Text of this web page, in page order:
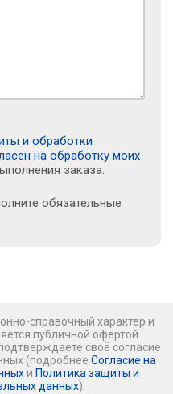
и обработки
на обработку моих
заказа.
обязательные
справочный характер и
публичной офертой.
своё согласие
(подробнее Согласие на
и Политика защиты и
данных).